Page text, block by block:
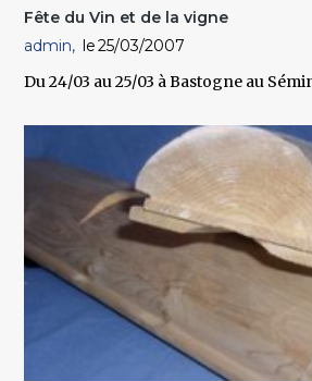
Fête du Vin et de la vigne
admin
25/03/2007
Du 24/03 au 25/03 à Bastogne au